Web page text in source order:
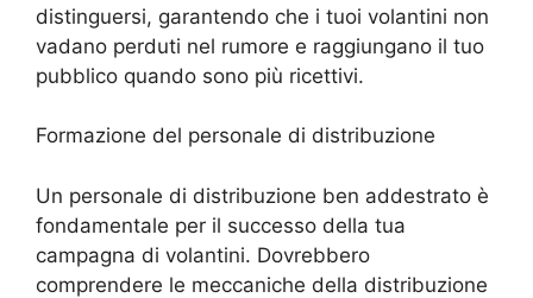
distinguersi, garantendo che i tuoi volantini non
vadano perduti nel rumore e raggiungano il tuo
pubblico quando sono più ricettivi.
Formazione del personale di distribuzione
Un personale di distribuzione ben addestrato è
fondamentale per il successo della tua
campagna di volantini. Dovrebbero
comprendere le meccaniche della distribuzione